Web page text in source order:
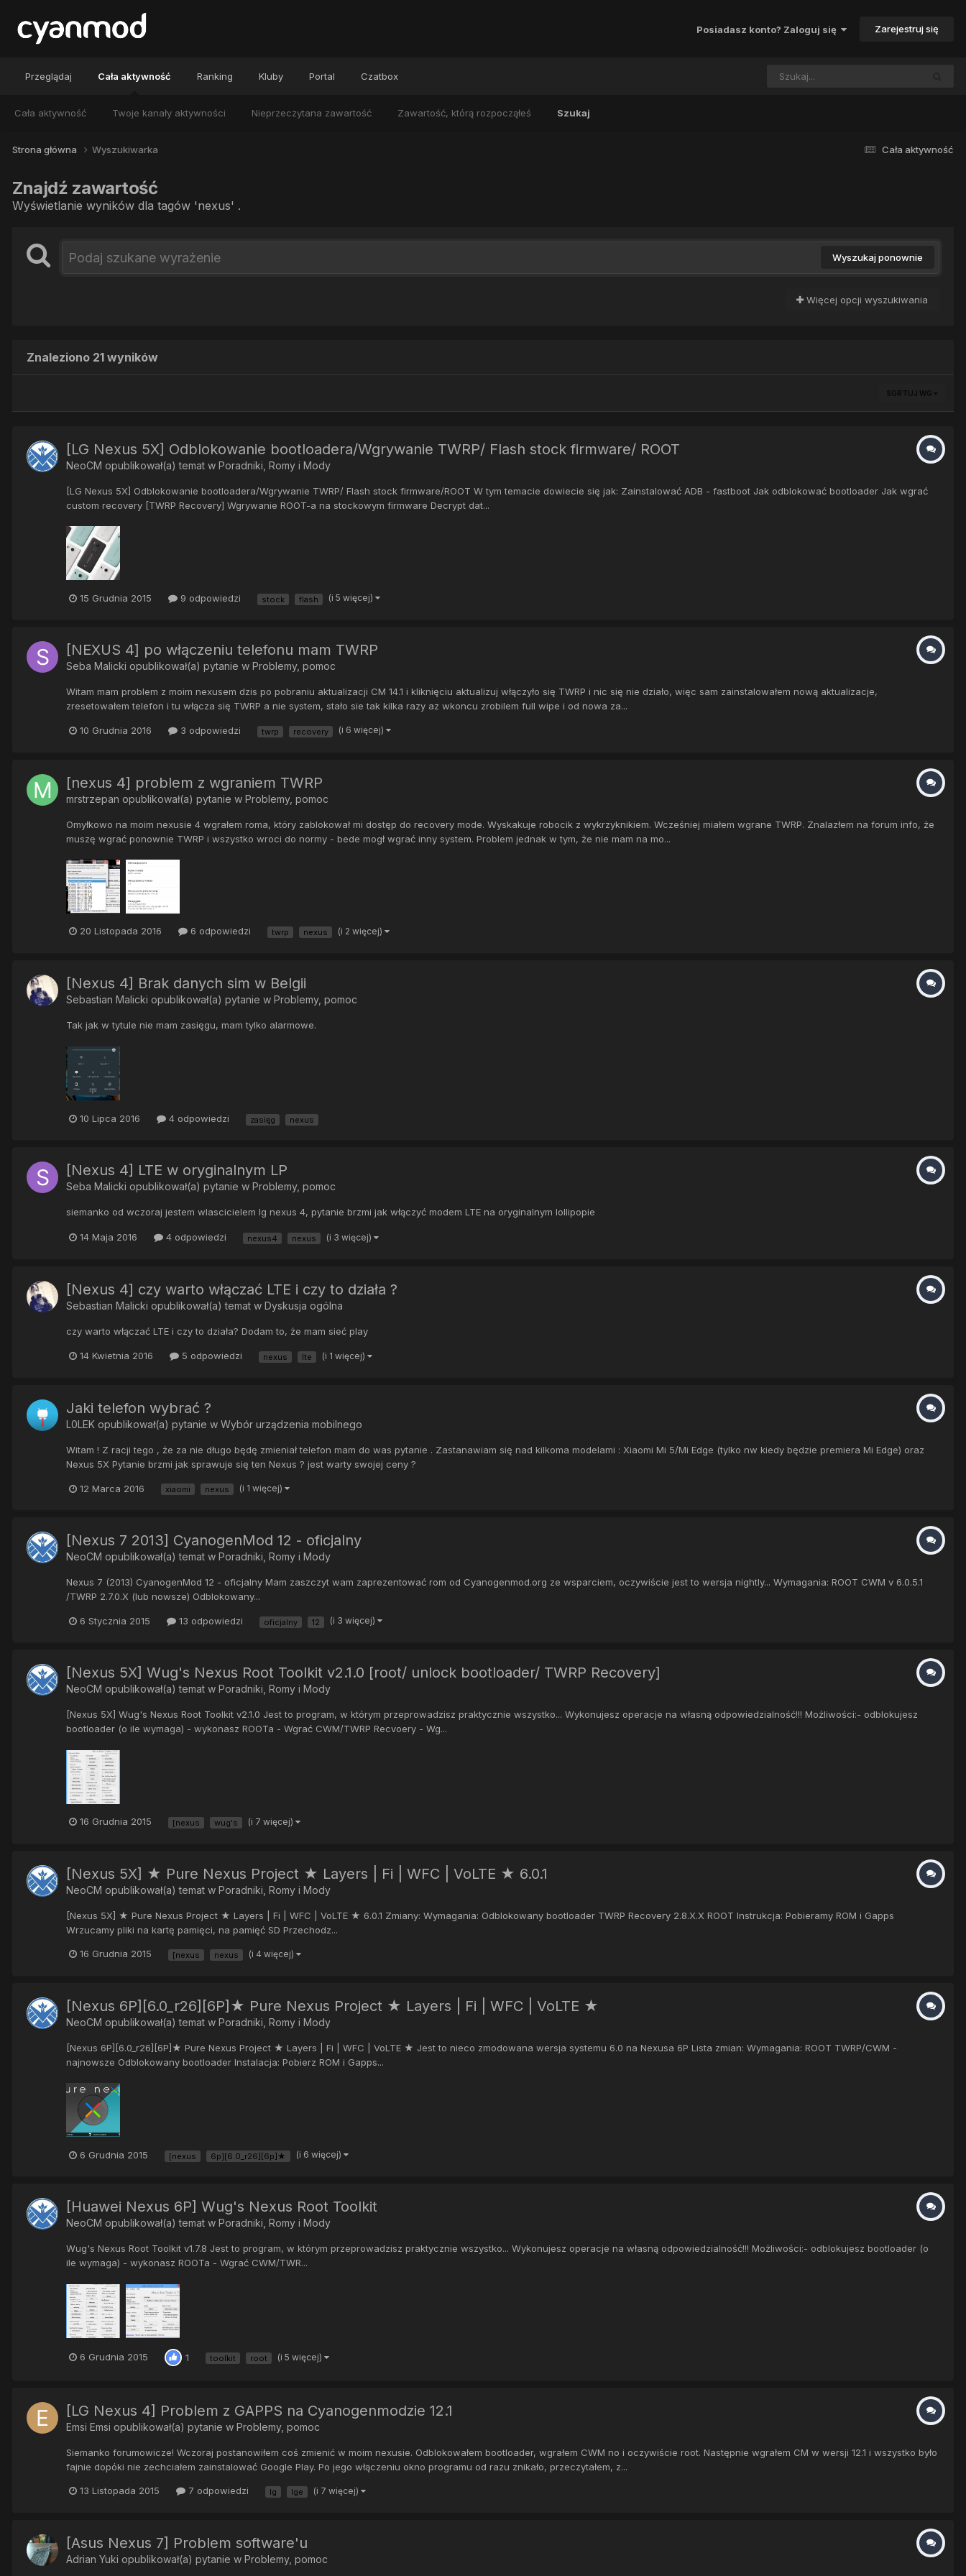
Posiadasz konto? Zaloguj się Zarejestruj się
Przeglądaj Cała aktywność
Cała aktywność Twoje kanały aktywności Nieprzeczytana zawartość Zawartość, którą rozpocząłeś Szukaj
Ranking Kluby Portal Czatbox
Cała aktywność
Strona główna Wyszukiwarka
Znajdź zawartość
Wyświetlanie wyników dla tagów 'nexus' .
Wyszukaj ponownie
Więcej opcji wyszukiwania
Znaleziono 21 wyników
SORTUJ WG
[LG Nexus 5X] Odblokowanie bootloadera/Wgrywanie TWRP/ Flash stock firmware/ ROOT
NeoCM opublikował(a) temat w Poradniki, Romy i Mody
[LG Nexus 5X] Odblokowanie bootloadera/Wgrywanie TWRP/ Flash stock firmware/ROOT W tym temacie dowiecie się jak: Zainstalować ADB - fastboot Jak odblokować bootloader Jak wgrać
custom recovery [TWRP Recovery] Wgrywanie ROOT-a na stockowym firmware Decrypt dat...
15 Grudnia 2015 9 odpowiedzi stock flash (i 5 więcej)
[NEXUS 4] po włączeniu telefonu mam TWRP
Seba Malicki opublikował(a) pytanie w Problemy, pomoc
Witam mam problem z moim nexusem dzis po pobraniu aktualizacji CM 14.1 i kliknięciu aktualizuj włączyło się TWRP i nic się nie działo, więc sam zainstalowałem nową aktualizacje,
zresetowałem telefon i tu włącza się TWRP a nie system, stało sie tak kilka razy az wkoncu zrobilem full wipe i od nowa za...
10 Grudnia 2016 3 odpowiedzi twrp recovery (i 6 więcej)
[nexus 4] problem z wgraniem TWRP
mrstrzepan opublikował(a) pytanie w Problemy, pomoc
Omyłkowo na moim nexusie 4 wgrałem roma, który zablokował mi dostęp do recovery mode. Wyskakuje robocik z wykrzyknikiem. Wcześniej miałem wgrane TWRP. Znalazłem na forum info, że
muszę wgrać ponownie TWRP i wszystko wroci do normy - bede mogł wgrać inny system. Problem jednak w tym, że nie mam na mo...
20 Listopada 2016 6 odpowiedzi twrp nexus (i 2 więcej)
[Nexus 4] Brak danych sim w Belgii
Sebastian Malicki opublikował(a) pytanie w Problemy, pomoc
Tak jak w tytule nie mam zasięgu, mam tylko alarmowe.
10 Lipca 2016 4 odpowiedzi zasięg nexus
[Nexus 4] LTE w oryginalnym LP
Seba Malicki opublikował(a) pytanie w Problemy, pomoc
siemanko od wczoraj jestem wlascicielem lg nexus 4, pytanie brzmi jak włączyć modem LTE na oryginalnym lollipopie
14 Maja 2016 4 odpowiedzi nexus4 nexus (i 3 więcej)
[Nexus 4] czy warto włączać LTE i czy to działa ?
Sebastian Malicki opublikował(a) temat w Dyskusja ogólna
czy warto włączać LTE i czy to działa? Dodam to, że mam sieć play
14 Kwietnia 2016 5 odpowiedzi nexus lte (i 1 więcej)
Jaki telefon wybrać ?
L0LEK opublikował(a) pytanie w Wybór urządzenia mobilnego
Witam ! Z racji tego , że za nie długo będę zmieniał telefon mam do was pytanie . Zastanawiam się nad kilkoma modelami : Xiaomi Mi 5/Mi Edge (tylko nw kiedy będzie premiera Mi Edge) oraz
Nexus 5X Pytanie brzmi jak sprawuje się ten Nexus ? jest warty swojej ceny ?
12 Marca 2016 xiaomi nexus (i 1 więcej)
[Nexus 7 2013] CyanogenMod 12 - oficjalny
NeoCM opublikował(a) temat w Poradniki, Romy i Mody
Nexus 7 (2013) CyanogenMod 12 - oficjalny Mam zaszczyt wam zaprezentować rom od Cyanogenmod.org ze wsparciem, oczywiście jest to wersja nightly... Wymagania: ROOT CWM v 6.0.5.1
/TWRP 2.7.0.X (lub nowsze) Odblokowany...
6 Stycznia 2015 13 odpowiedzi oficjalny 12 (i 3 więcej)
[Nexus 5X] Wug's Nexus Root Toolkit v2.1.0 [root/ unlock bootloader/ TWRP Recovery]
NeoCM opublikował(a) temat w Poradniki, Romy i Mody
[Nexus 5X] Wug's Nexus Root Toolkit v2.1.0 Jest to program, w którym przeprowadzisz praktycznie wszystko... Wykonujesz operacje na własną odpowiedzialność!!! Możliwości:- odblokujesz
bootloader (o ile wymaga) - wykonasz ROOTa - Wgrać CWM/TWRP Recvoery - Wg...
16 Grudnia 2015 [nexus wug's (i 7 więcej)
[Nexus 5X] ★ Pure Nexus Project ★ Layers | Fi | WFC | VoLTE ★ 6.0.1
NeoCM opublikował(a) temat w Poradniki, Romy i Mody
[Nexus 5X] ★ Pure Nexus Project ★ Layers | Fi | WFC | VoLTE ★ 6.0.1 Zmiany: Wymagania: Odblokowany bootloader TWRP Recovery 2.8.X.X ROOT Instrukcja: Pobieramy ROM i Gapps
Wrzucamy pliki na kartę pamięci, na pamięć SD Przechodz...
16 Grudnia 2015 [nexus nexus (i 4 więcej)
[Nexus 6P][6.0_r26][6P]★ Pure Nexus Project ★ Layers | Fi | WFC | VoLTE ★
NeoCM opublikował(a) temat w Poradniki, Romy i Mody
[Nexus 6P][6.0_r26][6P]★ Pure Nexus Project ★ Layers | Fi | WFC | VoLTE ★ Jest to nieco zmodowana wersja systemu 6.0 na Nexusa 6P Lista zmian: Wymagania: ROOT TWRP/CWM -
najnowsze Odblokowany bootloader Instalacja: Pobierz ROM i Gapps...
6 Grudnia 2015 [nexus 6p][6.0_r26][6p]★ (i 6 więcej)
[Huawei Nexus 6P] Wug's Nexus Root Toolkit
NeoCM opublikował(a) temat w Poradniki, Romy i Mody
Wug's Nexus Root Toolkit v1.7.8 Jest to program, w którym przeprowadzisz praktycznie wszystko... Wykonujesz operacje na własną odpowiedzialność!!! Możliwości:- odblokujesz bootloader (o
ile wymaga) - wykonasz ROOTa - Wgrać CWM/TWR...
6 Grudnia 2015 1 toolkit root (i 5 więcej)
[LG Nexus 4] Problem z GAPPS na Cyanogenmodzie 12.1
Emsi Emsi opublikował(a) pytanie w Problemy, pomoc
Siemanko forumowicze! Wczoraj postanowiłem coś zmienić w moim nexusie. Odblokowałem bootloader, wgrałem CWM no i oczywiście root. Następnie wgrałem CM w wersji 12.1 i wszystko było
fajnie dopóki nie zechciałem zainstalować Google Play. Po jego włączeniu okno programu od razu znikało, przeczytałem, z...
13 Listopada 2015 7 odpowiedzi lg lge (i 7 więcej)
[Asus Nexus 7] Problem software'u
Adrian Yuki opublikował(a) pytanie w Problemy, pomoc